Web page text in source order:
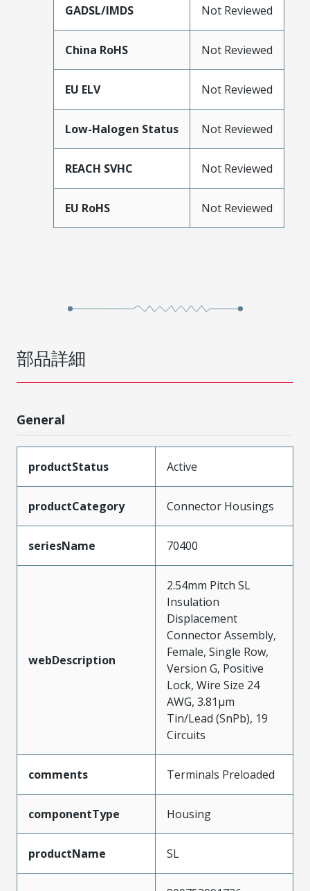
GADSL/IMDS Not Reviewed
China RoHS Not Reviewed
EU ELV Not Reviewed
Low-Halogen Status Not Reviewed
REACH SVHC Not Reviewed
EU RoHS Not Reviewed
部品詳細
General
productStatus Active
productCategory Connector Housings
seriesName 70400
webDescription
2.54mm Pitch SL
Insulation
Displacement
Connector Assembly,
Female, Single Row,
Version G, Positive
Lock, Wire Size 24
AWG, 3.81µm
Tin/Lead (SnPb), 19
Circuits
comments Terminals Preloaded
componentType Housing
productName SL